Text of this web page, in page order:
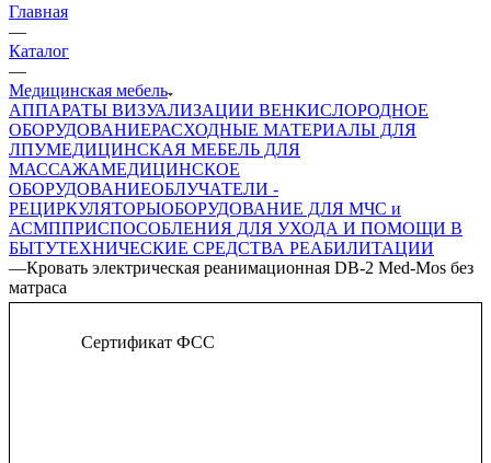
Главная
—
Каталог
—
Медицинская мебель
АППАРАТЫ ВИЗУАЛИЗАЦИИ ВЕНКИСЛОРОДНОЕ
ОБОРУДОВАНИЕРАСХОДНЫЕ МАТЕРИАЛЫ ДЛЯ
ЛПУМЕДИЦИНСКАЯ МЕБЕЛЬ ДЛЯ
МАССАЖАМЕДИЦИНСКОЕ
ОБОРУДОВАНИЕОБЛУЧАТЕЛИ -
РЕЦИРКУЛЯТОРЫОБОРУДОВАНИЕ ДЛЯ МЧС и
АСМППРИСПОСОБЛЕНИЯ ДЛЯ УХОДА И ПОМОЩИ В
БЫТУТЕХНИЧЕСКИЕ СРЕДСТВА РЕАБИЛИТАЦИИ
—Кровать электрическая реанимационная DB-2 Med-Mos без
матраса
Сертификат ФСС